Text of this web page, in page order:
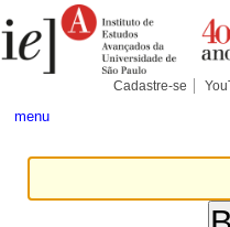
para
conteúdo.
Pessoais
Cadastre-se
menu